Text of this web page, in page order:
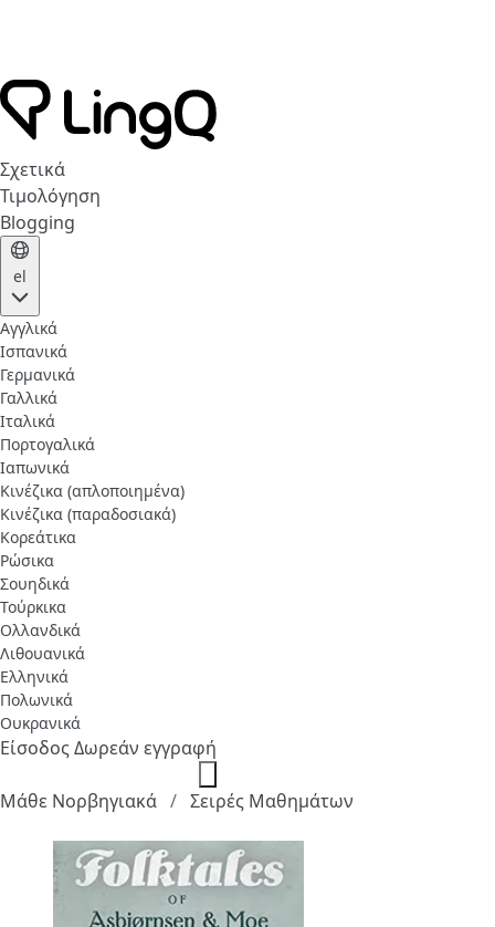
Σχετικά
Τιμολόγηση
Blogging
el
Αγγλικά
Ισπανικά
Γερμανικά
Γαλλικά
Ιταλικά
Πορτογαλικά
Ιαπωνικά
Κινέζικα (απλοποιημένα)
Κινέζικα (παραδοσιακά)
Κορεάτικα
Ρώσικα
Σουηδικά
Τούρκικα
Ολλανδικά
Λιθουανικά
Ελληνικά
Πολωνικά
Ουκρανικά
ΕίσοδοςΔωρεάν εγγραφή
Μάθε Νορβηγιακά Σειρές Μαθημάτων